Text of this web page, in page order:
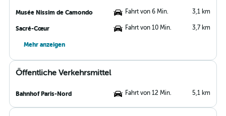
Musée Nissim de Camondo Fahrt von 6 Min. 3,1 km
Sacré-Cœur Fahrt von 10 Min. 3,7 km
Mehr anzeigen
Öffentliche Verkehrsmittel
Bahnhof Paris-Nord Fahrt von 12 Min. 5,1 km